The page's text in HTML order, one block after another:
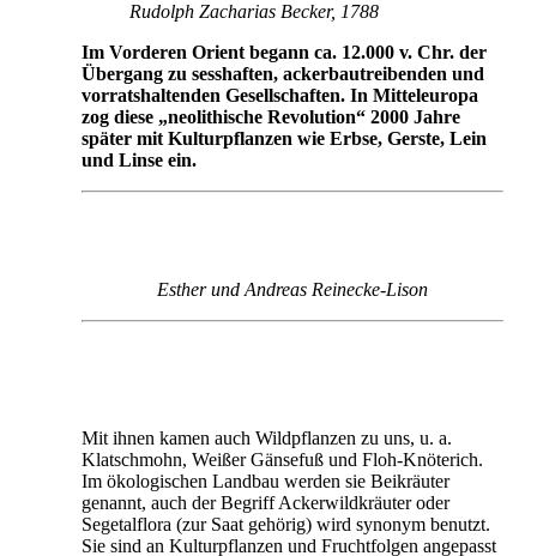
Rudolph Zacharias Becker, 1788
Im Vorderen Orient begann ca. 12.000 v. Chr. der
Übergang zu sesshaften, ackerbautreibenden und
vorratshaltenden Gesellschaften. In Mitteleuropa
zog diese „neolithische Revolution“ 2000 Jahre
später mit Kulturpflanzen wie Erbse, Gerste, Lein
und Linse ein.
Esther und Andreas Reinecke-Lison
Mit ihnen kamen auch Wildpflanzen zu uns, u. a.
Klatschmohn, Weißer Gänsefuß und Floh-Knöterich.
Im ökologischen Landbau werden sie Beikräuter
genannt, auch der Begriff Ackerwildkräuter oder
Segetalflora (zur Saat gehörig) wird synonym benutzt.
Sie sind an Kulturpflanzen und Fruchtfolgen angepasst